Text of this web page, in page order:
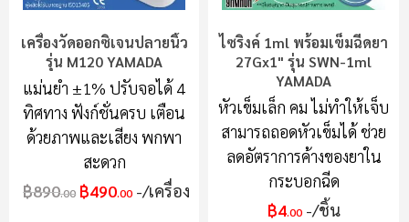
เครื่องวัดออกซิเจนปลายนิ้ว
รุ่น M120 YAMADA
แม่นยำ ±1% ปรับจอได้ 4
ทิศทาง ฟังก์ชั่นครบ เตือน
ด้วยภาพและเสียง พกพา
สะดวก
฿890.00 ฿490.00 /เครื่อง
ไซริงค์ 1ml พร้อมเข็มฉีดยา
27Gx1" รุ่น SWN-1ml
YAMADA
หัวเข็มเล็ก คม ไม่ทำให้เจ็บ
สามารถถอดหัวเข็มได้ ช่วย
ลดอัตราการค้างของยาใน
กระบอกฉีด
฿4.00 /ชิ้น